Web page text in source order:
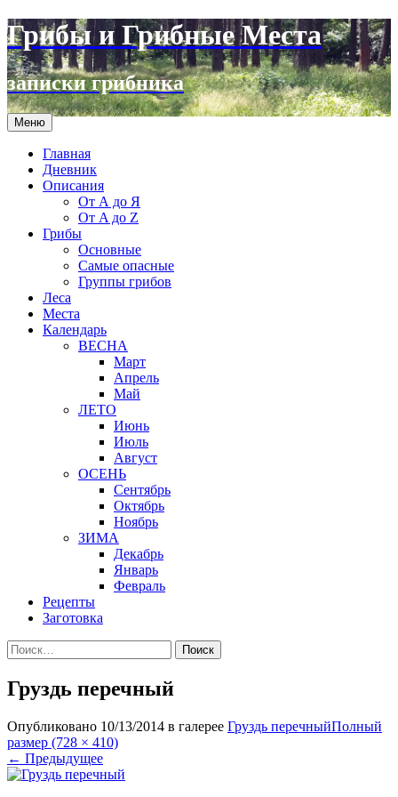
Грибы и Грибные Места
записки грибника
Меню Перейти
к
содержимому
Главная
Дневник
Описания
От А до Я
От A до Z
Грибы
Основные
Самые опасные
Группы грибов
Леса
Места
Календарь
ВЕСНА
Март
Апрель
Май
ЛЕТО
Июнь
Июль
Август
ОСЕНЬ
Сентябрь
Октябрь
Ноябрь
ЗИМА
Декабрь
Январь
Февраль
Рецепты
Заготовка
Найти:
Груздь перечный
Опубликовано 10/13/2014 в галерее Груздь перечныйПолный
размер (728 × 410)
← Предыдущее